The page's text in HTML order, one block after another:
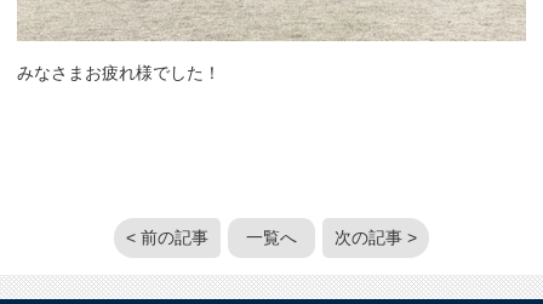
みなさまお疲れ様でした！
< 前の記事 一覧へ 次の記事 >